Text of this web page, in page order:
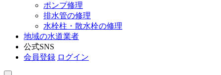
ポンプ修理
排水管の修理
水栓柱・散水栓の修理
地域の水道業者
公式SNS
会員登録 ログイン